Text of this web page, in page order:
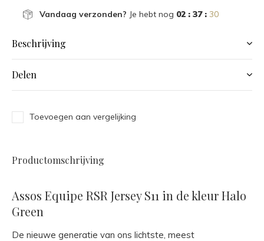
Vandaag verzonden? Je hebt nog 02 : 37 : 29
Beschrijving
Delen
Toevoegen aan vergelijking
Productomschrijving
Assos Equipe RSR Jersey S11 in de kleur Halo
Green
De nieuwe generatie van ons lichtste, meest